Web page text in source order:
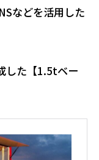
などを活用した
した【1.5tベー